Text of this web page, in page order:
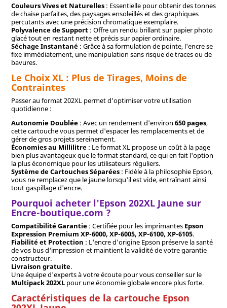
Couleurs Vives et Naturelles: Essentielle pour obtenir des tonnes
de chaise parfaites, des paysages ensoleillés et des graphiques
percutants avec une précision chromatique exemplaire.
Polyvalence de Support: Offre un rendu brillant sur papier photo
glacé tout en restant nette et précis sur papier ordinaire.
Séchage Instantané: Grâce à sa formulation de pointe, l'encre se
fixe immédiatement, une manipulation sans risque de traces ou de
bavures.
Le Choix XL : Plus de Tirages, Moins de
Contraintes
Passer au format 202XL permet d'optimiser votre utilisation
quotidienne :
Autonomie Doublée: Avec un rendement d'environ 650 pages,
cette cartouche vous permet d'espacer les remplacements et de
gérer de gros projets sereinement.
Économies au Millilitre: Le format XL propose un coût à la page
bien plus avantageux que le format standard, ce qui en fait l'option
la plus économique pour les utilisateurs réguliers.
Système de Cartouches Séparées: Fidèle à la philosophie Epson,
vous ne remplacez que le jaune lorsqu'il est vide, entraînant ainsi
tout gaspillage d'encre.
Pourquoi acheter l'Epson 202XL Jaune sur
Encre-boutique.com ?
Compatibilité Garantie: Certifiée pour les imprimantes Epson
Expression Premium XP-6000, XP-6005, XP-6100, XP-6105.
Fiabilité et Protection : L'encre d'origine Epson préserve la santé
de vos bus d'impression et maintient la validité de votre garantie
constructeur.
Livraison gratuite.
Une équipe d'experts à votre écoute pour vous conseiller sur le
Multipack 202XLpour une économie globale encore plus forte.
Caractéristiques de la cartouche Epson